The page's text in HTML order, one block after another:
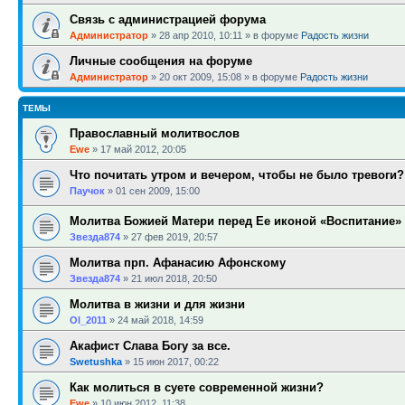
Связь с администрацией форума
Администратор » 28 апр 2010, 10:11 » в форуме Радость жизни
Личные сообщения на форуме
Администратор » 20 окт 2009, 15:08 » в форуме Радость жизни
ТЕМЫ
Православный молитвослов
Ewe » 17 май 2012, 20:05
Что почитать утром и вечером, чтобы не было тревоги?
Паучок » 01 сен 2009, 15:00
Молитва Божией Матери перед Ее иконой «Воспитание»
Звезда874 » 27 фев 2019, 20:57
Молитва прп. Афанасию Афонскому
Звезда874 » 21 июл 2018, 20:50
Молитва в жизни и для жизни
Ol_2011 » 24 май 2018, 14:59
Акафист Слава Богу за все.
Swetushka » 15 июн 2017, 00:22
Как молиться в суете современной жизни?